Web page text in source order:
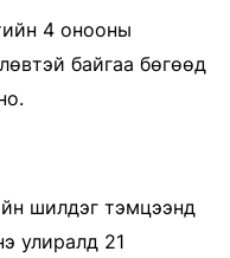
4 онооны
байгаа бөгөөд
шилдэг тэмцээнд
улиралд 21